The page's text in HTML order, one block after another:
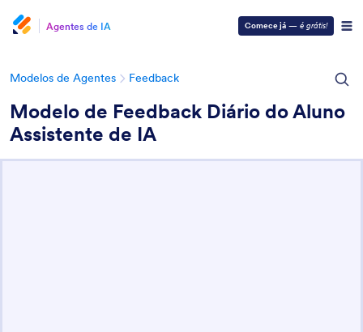
Agentes de IA Comece já — é grátis!
Modelos de Agentes Feedback
Modelo de Feedback Diário do Aluno
Assistente de IA